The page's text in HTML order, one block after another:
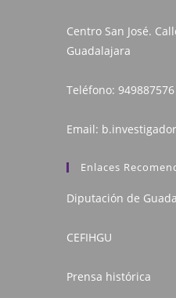
Centro San José.
Guadalajara
Teléfono: 949887576
Email:
Enlaces
Diputación de
CEFIHGU
Prensa histórica